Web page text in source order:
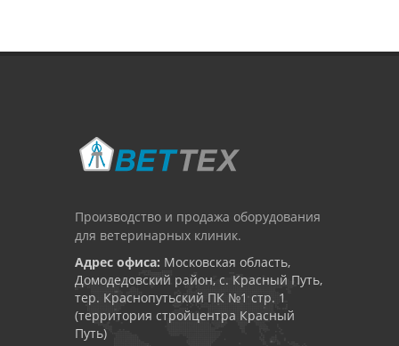
Производство и продажа оборудования
для ветеринарных клиник.
Адрес офиса: Московская область,
Домодедовский район, с. Красный Путь,
тер. Краснопутьский ПК №1 стр. 1
(территория стройцентра Красный
Путь)